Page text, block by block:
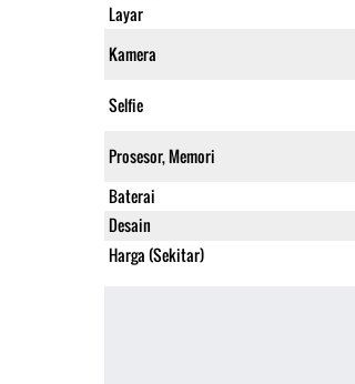
Layar
Kamera
Selfie
Prosesor, Memori
Baterai
Desain
Harga (Sekitar)